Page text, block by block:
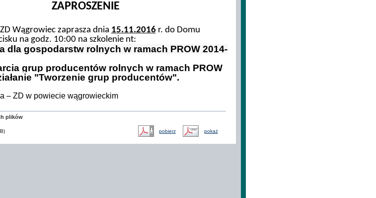
ZAPROSZENIE
Wągrowiec zaprasza dnia 15.11.2016r. do Domu
na godz. 10:00 na szkolenie nt:
dla gospodarstw rolnych w ramach PROW 2014-
grup producentów rolnych w ramach PROW
"Tworzenie grup producentów".
– ZD w powiecie wągrowieckim
plików
pobierz pokaż